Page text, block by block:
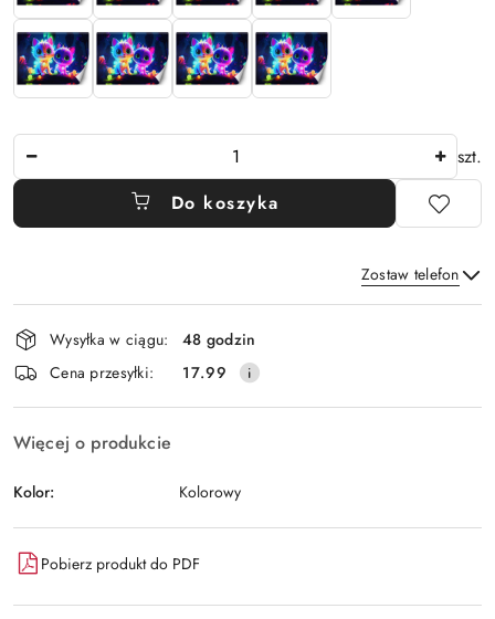
szt.
Do koszyka
Zostaw telefon
Wyślij
Dostępność
i
dostawa
Wysyłka w ciągu:
48 godzin
Cena przesyłki:
17.99
Więcej o produkcie
Kolor: Kolorowy
Pobierz produkt do PDF